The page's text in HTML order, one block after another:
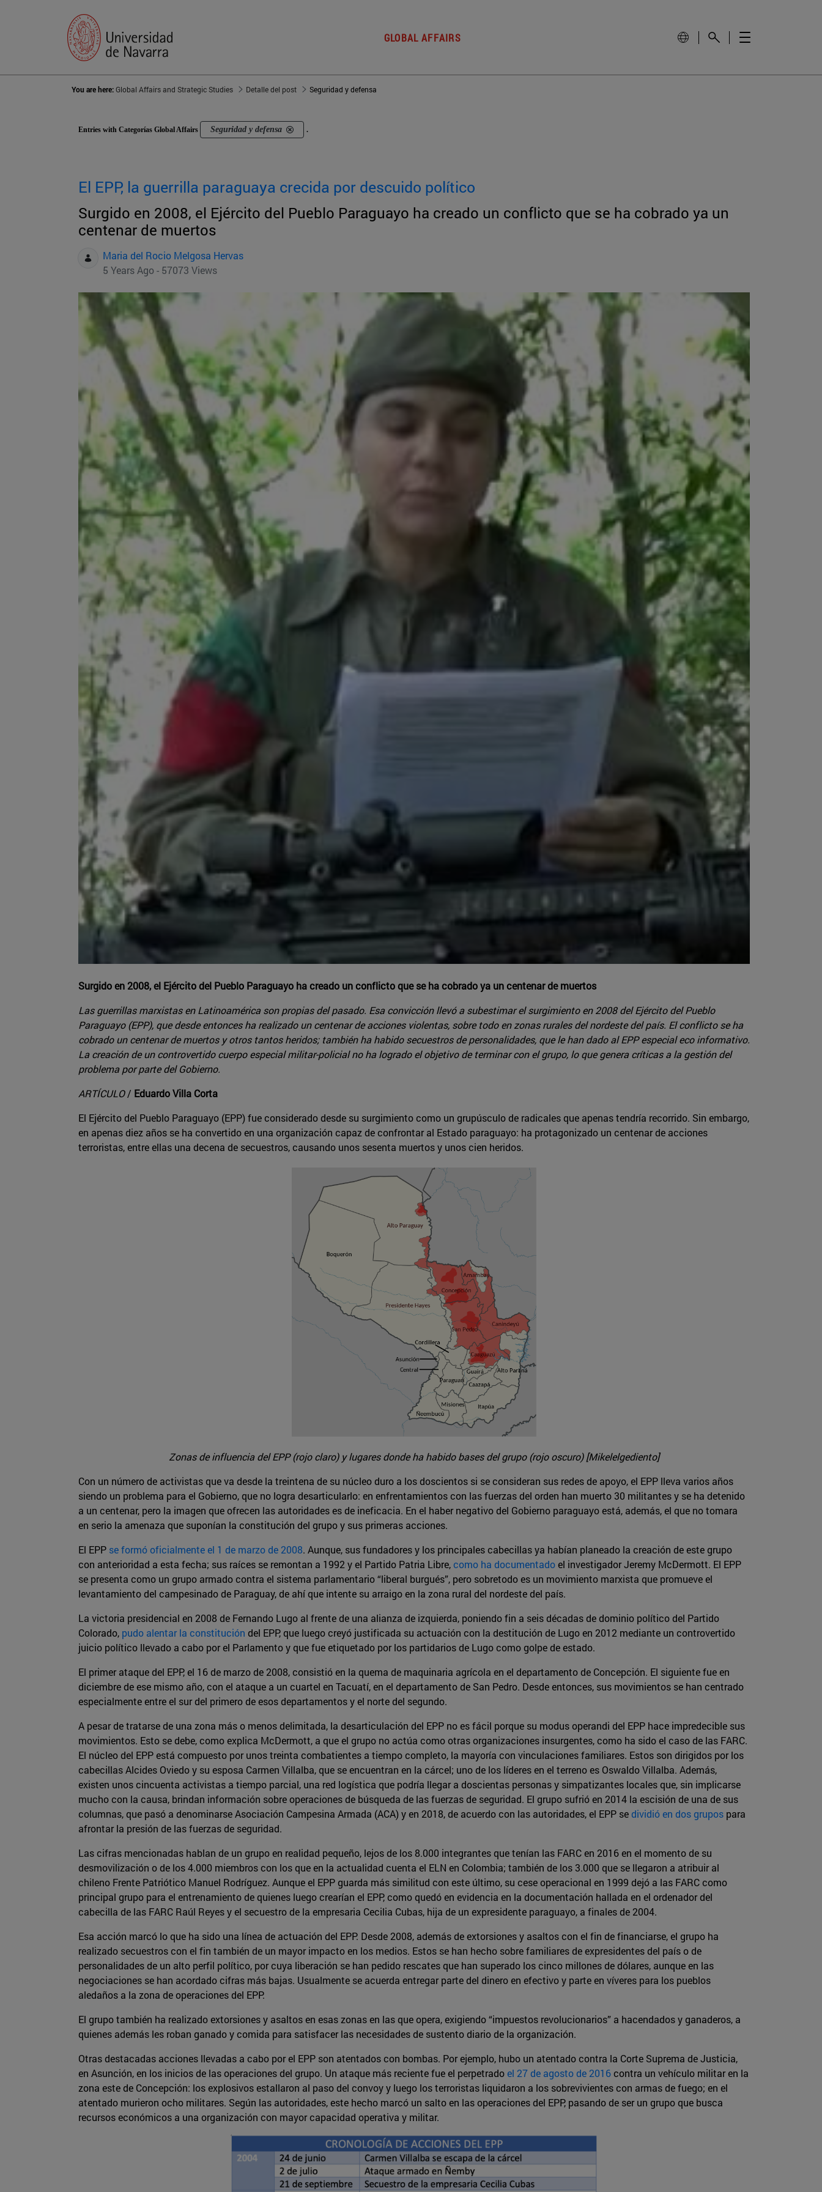
GLOBAL AFFAIRS
You are here:Global Affairs and Strategic Studies Detalle del post Seguridad y defensa
Entries with Categorías Global Affairs Seguridad y defensa .
El EPP, la guerrilla paraguaya crecida por descuido político
Surgido en 2008, el Ejército del Pueblo Paraguayo ha creado un conflicto que se ha cobrado ya un
centenar de muertos
Maria del Rocio Melgosa Hervas
5 Years Ago - 57073 Views
Surgido en 2008, el Ejército del Pueblo Paraguayo ha creado un conflicto que se ha cobrado ya un centenar de muertos
Las guerrillas marxistas en Latinoamérica son propias del pasado. Esa convicción llevó a subestimar el surgimiento en 2008 del Ejército del Pueblo
Paraguayo (EPP), que desde entonces ha realizado un centenar de acciones violentas, sobre todo en zonas rurales del nordeste del país. El conflicto se ha
cobrado un centenar de muertos y otros tantos heridos; también ha habido secuestros de personalidades, que le han dado al EPP especial eco informativo.
La creación de un controvertido cuerpo especial militar-policial no ha logrado el objetivo de terminar con el grupo, lo que genera críticas a la gestión del
problema por parte del Gobierno.
ARTÍCULO/ Eduardo Villa Corta
El Ejército del Pueblo Paraguayo (EPP) fue considerado desde su surgimiento como un grupúsculo de radicales que apenas tendría recorrido. Sin embargo,
en apenas diez años se ha convertido en una organización capaz de confrontar al Estado paraguayo: ha protagonizado un centenar de acciones
terroristas, entre ellas una decena de secuestros, causando unos sesenta muertos y unos cien heridos.
Zonas de influencia del EPP (rojo claro) y lugares donde ha habido bases del grupo (rojo oscuro) [Mikelelgediento]
Con un número de activistas que va desde la treintena de su núcleo duro a los doscientos si se consideran sus redes de apoyo, el EPP lleva varios años
siendo un problema para el Gobierno, que no logra desarticularlo: en enfrentamientos con las fuerzas del orden han muerto 30 militantes y se ha detenido
a un centenar, pero la imagen que ofrecen las autoridades es de ineficacia. En el haber negativo del Gobierno paraguayo está, además, el que no tomara
en serio la amenaza que suponían la constitución del grupo y sus primeras acciones.
El EPP se formó oficialmente el 1 de marzo de 2008. Aunque, sus fundadores y los principales cabecillas ya habían planeado la creación de este grupo
con anterioridad a esta fecha; sus raíces se remontan a 1992 y el Partido Patria Libre,como ha documentadoel investigador Jeremy McDermott. El EPP
se presenta como un grupo armado contra el sistema parlamentario “liberal burgués”, pero sobretodo es un movimiento marxista que promueve el
levantamiento del campesinado de Paraguay, de ahí que intente su arraigo en la zona rural del nordeste del país.
La victoria presidencial en 2008 de Fernando Lugo al frente de una alianza de izquierda, poniendo fin a seis décadas de dominio político del Partido
Colorado, pudo alentar la constitución del EPP, que luego creyó justificada su actuación con la destitución de Lugo en 2012 mediante un controvertido
juicio político llevado a cabo por el Parlamento y que fue etiquetado por los partidarios de Lugo como golpe de estado.
El primer ataque del EPP, el 16 de marzo de 2008, consistió en la quema de maquinaria agrícola en el departamento de Concepción. El siguiente fue en
diciembre de ese mismo año, con el ataque a un cuartel en Tacuatí, en el departamento de San Pedro. Desde entonces, sus movimientos se han centrado
especialmente entre el sur del primero de esos departamentos y el norte del segundo.
A pesar de tratarse de una zona más o menos delimitada, la desarticulación del EPP no es fácil porque su modus operandi del EPP hace impredecible sus
movimientos. Esto se debe, como explica McDermott, a que el grupo no actúa como otras organizaciones insurgentes, como ha sido el caso de las FARC.
El núcleo del EPP está compuesto por unos treinta combatientes a tiempo completo, la mayoría con vinculaciones familiares. Estos son dirigidos por los
cabecillas Alcides Oviedo y su esposa Carmen Villalba, que se encuentran en la cárcel; uno de los líderes en el terreno es Oswaldo Villalba. Además,
existen unos cincuenta activistas a tiempo parcial, una red logística que podría llegar a doscientas personas y simpatizantes locales que, sin implicarse
mucho con la causa, brindan información sobre operaciones de búsqueda de las fuerzas de seguridad. El grupo sufrió en 2014 la escisión de una de sus
columnas, que pasó a denominarse Asociación Campesina Armada (ACA) y en 2018, de acuerdo con las autoridades, el EPP sedividió en dos grupos para
afrontar la presión de las fuerzas de seguridad.
Las cifras mencionadas hablan de un grupo en realidad pequeño, lejos de los 8.000 integrantes que tenían las FARC en 2016 en el momento de su
desmovilización o de los 4.000 miembros con los que en la actualidad cuenta el ELN en Colombia; también de los 3.000 que se llegaron a atribuir al
chileno Frente Patriótico Manuel Rodríguez. Aunque el EPP guarda más similitud con este último, su cese operacional en 1999 dejó a las FARC como
principal grupo para el entrenamiento de quienes luego crearían el EPP, como quedó en evidencia en la documentación hallada en el ordenador del
cabecilla de las FARC Raúl Reyes y el secuestro de la empresaria Cecilia Cubas, hija de un expresidente paraguayo, a finales de 2004.
Esa acción marcó lo que ha sido una línea de actuación del EPP. Desde 2008, además de extorsiones y asaltos con el fin de financiarse, el grupo ha
realizado secuestros con el fin también de un mayor impacto en los medios. Estos se han hecho sobre familiares de expresidentes del país o de
personalidades de un alto perfil político, por cuya liberación se han pedido rescates que han superado los cinco millones de dólares, aunque en las
negociaciones se han acordado cifras más bajas. Usualmente se acuerda entregar parte del dinero en efectivo y parte en víveres para los pueblos
aledaños a la zona de operaciones del EPP.
El grupo también ha realizado extorsiones y asaltos en esas zonas en las que opera, exigiendo “impuestos revolucionarios” a hacendados y ganaderos, a
quienes además les roban ganado y comida para satisfacer las necesidades de sustento diario de la organización.
Otras destacadas acciones llevadas a cabo por el EPP son atentados con bombas. Por ejemplo, hubo un atentado contra la Corte Suprema de Justicia,
en Asunción, en los inicios de las operaciones del grupo. Un ataque más reciente fue el perpetradoel 27 de agosto de 2016contra un vehículo militar en la
zona este de Concepción: los explosivos estallaron al paso del convoy y luego los terroristas liquidaron a los sobrevivientes con armas de fuego; en el
atentado murieron ocho militares. Según las autoridades, este hecho marcó un salto en las operaciones del EPP, pasando de ser un grupo que busca
recursos económicos a una organización con mayor capacidad operativa y militar.